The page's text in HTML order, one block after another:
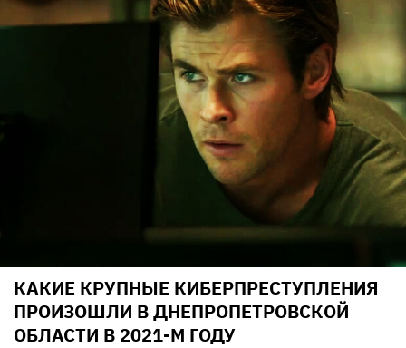
КАКИЕ КРУПНЫЕ КИБЕРПРЕСТУПЛЕНИЯ
ПРОИЗОШЛИ В ДНЕПРОПЕТРОВСКОЙ
ОБЛАСТИ В 2021-М ГОДУ